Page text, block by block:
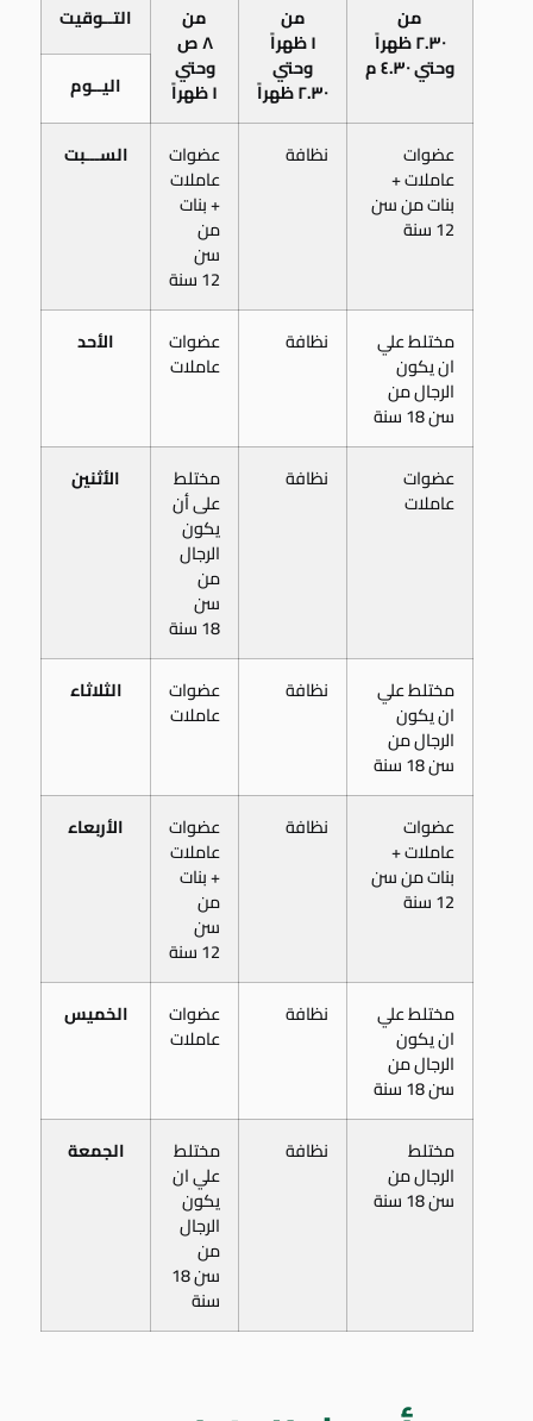
من
٢.٣٠ ظهراً
وحتي ٤.٣٠ م
من
١ ظهراً
وحتي
٢.٣٠ ظهراً
من
٨ ص
وحتي
١ ظهراً
التــوقيت
اليــوم
عضوات
عاملات +
بنات من سن
12 سنة
نظافة عضوات
عاملات
+ بنات
من
سن
12 سنة
الســـبت
مختلط علي
ان يكون
الرجال من
سن 18 سنة
نظافة عضوات
عاملات
الأحد
عضوات
عاملات
نظافة مختلط
على أن
يكون
الرجال
من
سن
18 سنة
الأثنين
مختلط علي
ان يكون
الرجال من
سن 18 سنة
نظافة عضوات
عاملات
الثلاثاء
عضوات
عاملات +
بنات من سن
12 سنة
نظافة عضوات
عاملات
+ بنات
من
سن
12 سنة
الأربعاء
مختلط علي
ان يكون
الرجال من
سن 18 سنة
نظافة عضوات
عاملات
الخميس
مختلط
الرجال من
سن 18 سنة
نظافة مختلط
علي ان
يكون
الرجال
من
سن 18
سنة
الجمعة